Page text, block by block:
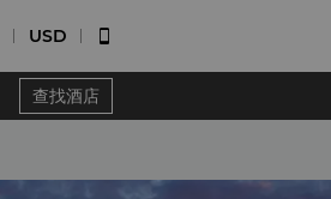
USD 
查找酒店